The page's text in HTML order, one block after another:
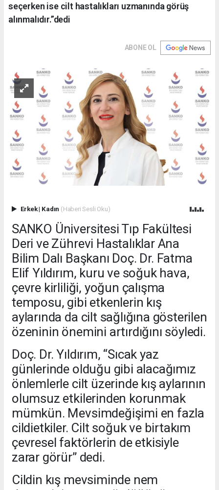
seçerken ise cilt hastalıkları uzmanında görüş
alınmalıdır.”dedi
ABONE OL
Erkek| Kadın (Haberi Sesli Oku)
SANKO Üniversitesi Tıp Fakültesi
Deri ve Zührevi Hastalıklar Ana
Bilim Dalı Başkanı Doç. Dr. Fatma
Elif Yıldırım, kuru ve soğuk hava,
çevre kirliliği, yoğun çalışma
temposu, gibi etkenlerin kış
aylarında da cilt sağlığına gösterilen
özeninin önemini artırdığını söyledi.
Doç. Dr. Yıldırım, “Sıcak yaz
günlerinde olduğu gibi alacağımız
önlemlerle cilt üzerinde kış aylarının
olumsuz etkilerinden korunmak
mümkün. Mevsimdeğişimi en fazla
cildietkiler. Cilt soğuk ve birtakım
çevresel faktörlerin de etkisiyle
zarar görür” dedi.
Cildin kış mevsiminde nem